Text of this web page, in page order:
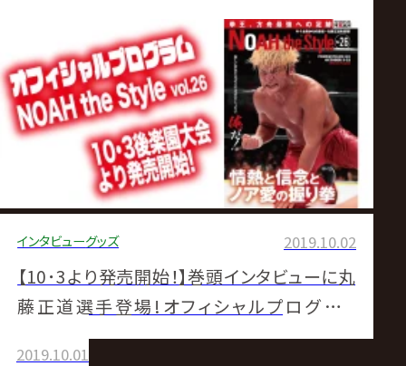
インタビューグッズ 2019.10.02
【10･3より発売開始！】巻頭インタビューに丸
藤正道選手登場!オフィシャルプログラム
『NOAH the Style』Vol.26
2019.10.01